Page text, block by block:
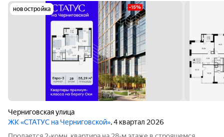
новостройка
Черниговская улица
ЖК «СТАТУС на Черниговской», 4 квартал 2026